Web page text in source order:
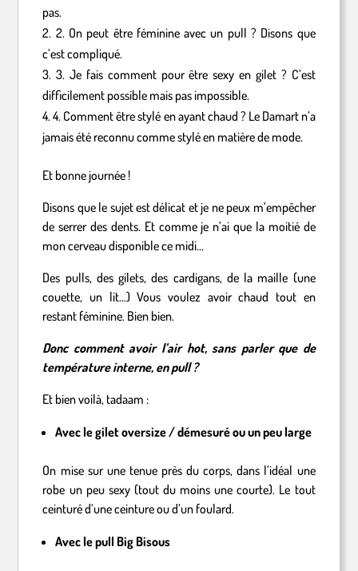
pas.
2. On peut être féminine avec un pull ? Disons que
c’est compliqué.
3. Je fais comment pour être sexy en gilet ? C’est
difficilement possible mais pas impossible.
4. Comment être stylé en ayant chaud ? Le Damart n’a
jamais été reconnu comme stylé en matière de mode.
Et bonne journée !
Disons que le sujet est délicat et je ne peux m’empêcher
de serrer des dents. Et comme je n’ai que la moitié de
mon cerveau disponible ce midi…
Des pulls, des gilets, des cardigans, de la maille (une
couette, un lit…) Vous voulez avoir chaud tout en
restant féminine. Bien bien.
Donc comment avoir l’air hot, sans parler que de
température interne, en pull ?
Et bien voilà, tadaam :
Avec le gilet oversize / démesuré ou un peu large
On mise sur une tenue près du corps, dans l’idéal une
robe un peu sexy (tout du moins une courte). Le tout
ceinturé d’une ceinture ou d’un foulard.
Avec le pull Big Bisous